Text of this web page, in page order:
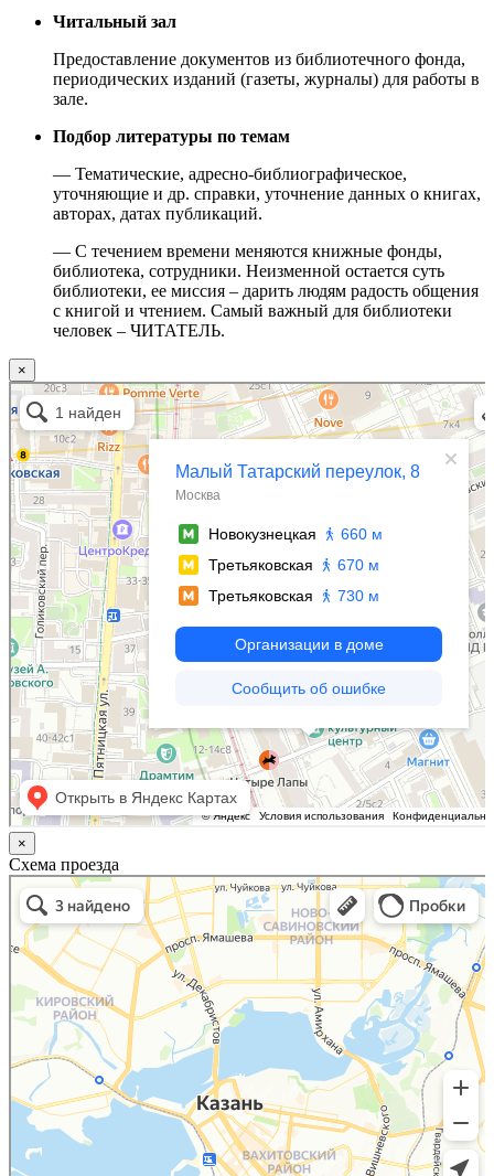
Читальный зал
Предоставление документов из библиотечного фонда,
периодических изданий (газеты, журналы) для работы в
зале.
Подбор литературы по темам
— Тематические, адресно-библиографическое,
уточняющие и др. справки, уточнение данных о книгах,
авторах, датах публикаций.
— С течением времени меняются книжные фонды,
библиотека, сотрудники. Неизменной остается суть
библиотеки, ее миссия – дарить людям радость общения
с книгой и чтением. Самый важный для библиотеки
человек – ЧИТАТЕЛЬ.
×
Москва
Малый Татарский переулок, 8 на карте Москвы, ближайшее метро Новокузнецкая —
Яндекс.Карты
×
Схема проезда
Казань
Малый Татарский переулок, 8 на карте Москвы, ближайшее метро Новокузнецкая —
Яндекс.Карты